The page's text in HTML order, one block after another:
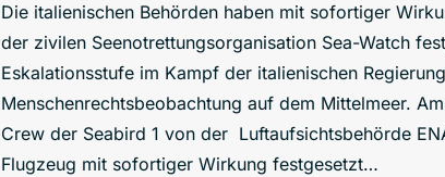
Die italienischen Behörden haben mit sofortiger
der zivilen Seenotrettungsorganisation Sea-Watch
Eskalationsstufe im Kampf der italienischen
Menschenrechtsbeobachtung auf dem Mittelmeer.
Crew der Seabird 1 von der Luftaufsichtsbehörde
Flugzeug mit sofortiger Wirkung festgesetzt…